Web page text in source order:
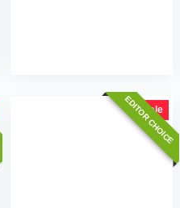
EDITOR CHOICE
Sale!